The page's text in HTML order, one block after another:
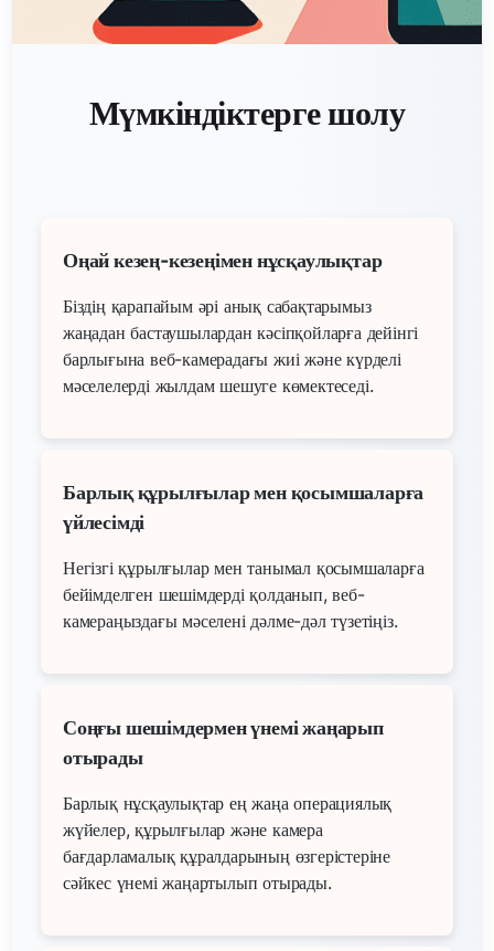
Мүмкіндіктерге шолу
Оңай кезең-кезеңімен нұсқаулықтар
Біздің қарапайым әрі анық сабақтарымыз
жаңадан бастаушылардан кәсіпқойларға дейінгі
барлығына веб-камерадағы жиі және күрделі
мәселелерді жылдам шешуге көмектеседі.
Барлық құрылғылар мен қосымшаларға
үйлесімді
Негізгі құрылғылар мен танымал қосымшаларға
бейімделген шешімдерді қолданып, веб-
камераңыздағы мәселені дәлме-дәл түзетіңіз.
Соңғы шешімдермен үнемі жаңарып
отырады
Барлық нұсқаулықтар ең жаңа операциялық
жүйелер, құрылғылар және камера
бағдарламалық құралдарының өзгерістеріне
сәйкес үнемі жаңартылып отырады.